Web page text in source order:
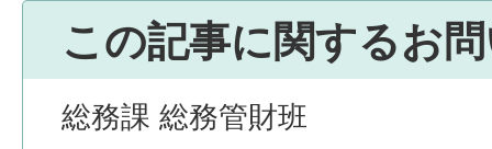
この記事に関するお
総務課 総務管財班